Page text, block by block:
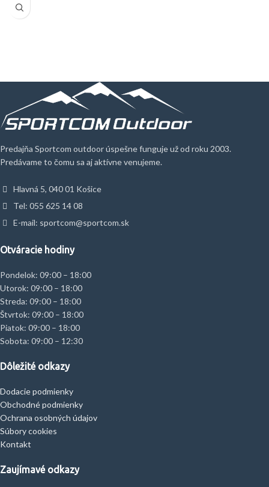
Predajňa Sportcom outdoor úspešne funguje už od roku 2003.
Predávame to čomu sa aj aktívne venujeme.
Hlavná 5, 040 01 Košice
Tel: 055 625 14 08
E-mail: sportcom@sportcom.sk
Otváracie hodiny
Pondelok: 09:00 – 18:00
Utorok: 09:00 – 18:00
Streda: 09:00 – 18:00
Štvrtok: 09:00 – 18:00
Piatok: 09:00 – 18:00
Sobota: 09:00 – 12:30
Dôležité odkazy
Dodacie podmienky
Obchodné podmienky
Ochrana osobných údajov
Súbory cookies
Kontakt
Zaujímavé odkazy